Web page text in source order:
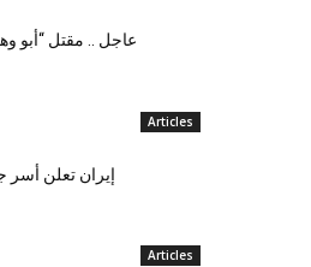
Articles
عاجل .. مقتل “أبو
Articles
إيران تعلن أسر